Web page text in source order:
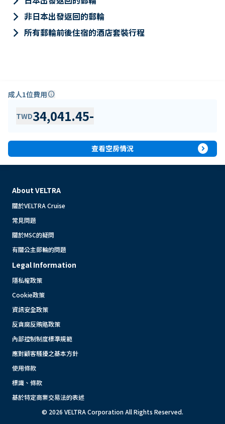
keyboard_arrow_right 非日本出發返回的郵輪
keyboard_arrow_right 所有郵輪前後住宿的酒店套裝行程
成人1位費用info
TWD34,041.45-
查看空房情況 expand_circle_right
About VELTRA
關於VELTRA Cruise
常見問題
關於MSC的疑問
有關公主郵輪的問題
Legal Information
隱私權政策
Cookie政策
資訊安全政策
反貪腐反賄賂政策
內部控制制度標準規範
應對顧客騷擾之基本方針
使用條款
標識、條款
基於特定商業交易法的表述
© 2026 VELTRA Corporation All Rights Reserved.